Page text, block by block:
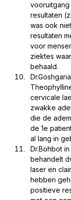
resultaten
was ook
resultaten
voor
ziektes
behaald.
cervicale
zwakke
die de
de 1e
al lang in
Dr.Bohbot
behandelt
laser en
hebben
positieve